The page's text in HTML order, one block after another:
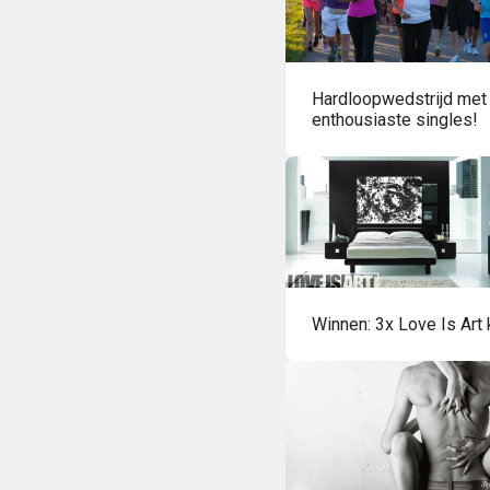
Hardloopwedstrijd met
enthousiaste singles!
Winnen: 3x Love Is Art